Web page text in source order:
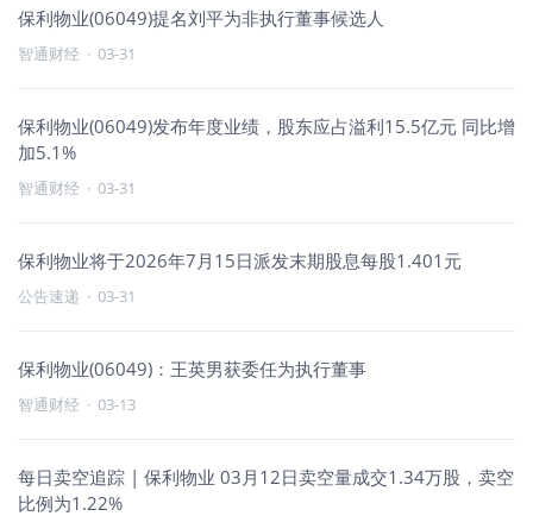
保利物业(06049)提名刘平为非执行董事候选人
智通财经 · 03-31
保利物业(06049)发布年度业绩，股东应占溢利15.5亿元 同比增
加5.1%
智通财经 · 03-31
保利物业将于2026年7月15日派发末期股息每股1.401元
公告速递 · 03-31
保利物业(06049)：王英男获委任为执行董事
智通财经 · 03-13
每日卖空追踪 | 保利物业 03月12日卖空量成交1.34万股，卖空
比例为1.22%